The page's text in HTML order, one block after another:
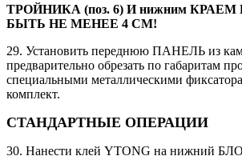
ТРОЙНИКА (поз. 6) И нижним
БЫТЬ НЕ МЕНЕЕ 4 СМ!
29. Установить переднюю ПАНЕЛЬ из
предварительно обрезать по габаритам
специальными металлическими
комплект.
СТАНДАРТНЫЕ ОПЕРАЦИИ
30. Нанести клей YTONG на нижний